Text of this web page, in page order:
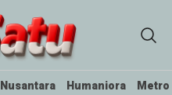
Nusantara Humaniora Metro